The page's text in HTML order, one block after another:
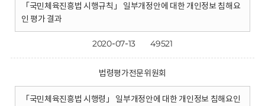
「국민체육진흥법 시행규칙」 일부개정안에 대한 개인정보 침해요
인 평가 결과
2020-07-13 49521
법령평가전문위원회
「국민체육진흥법 시행령」 일부개정안에 대한 개인정보 침해요인